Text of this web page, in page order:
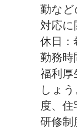
勤な
対応
休日：
勤務
福利厚
しょ
度、
研修制